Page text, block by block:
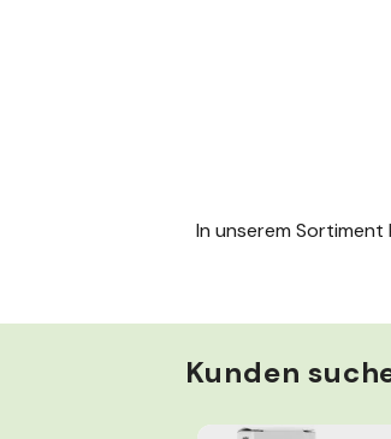
In unserem Sortiment
Kunden